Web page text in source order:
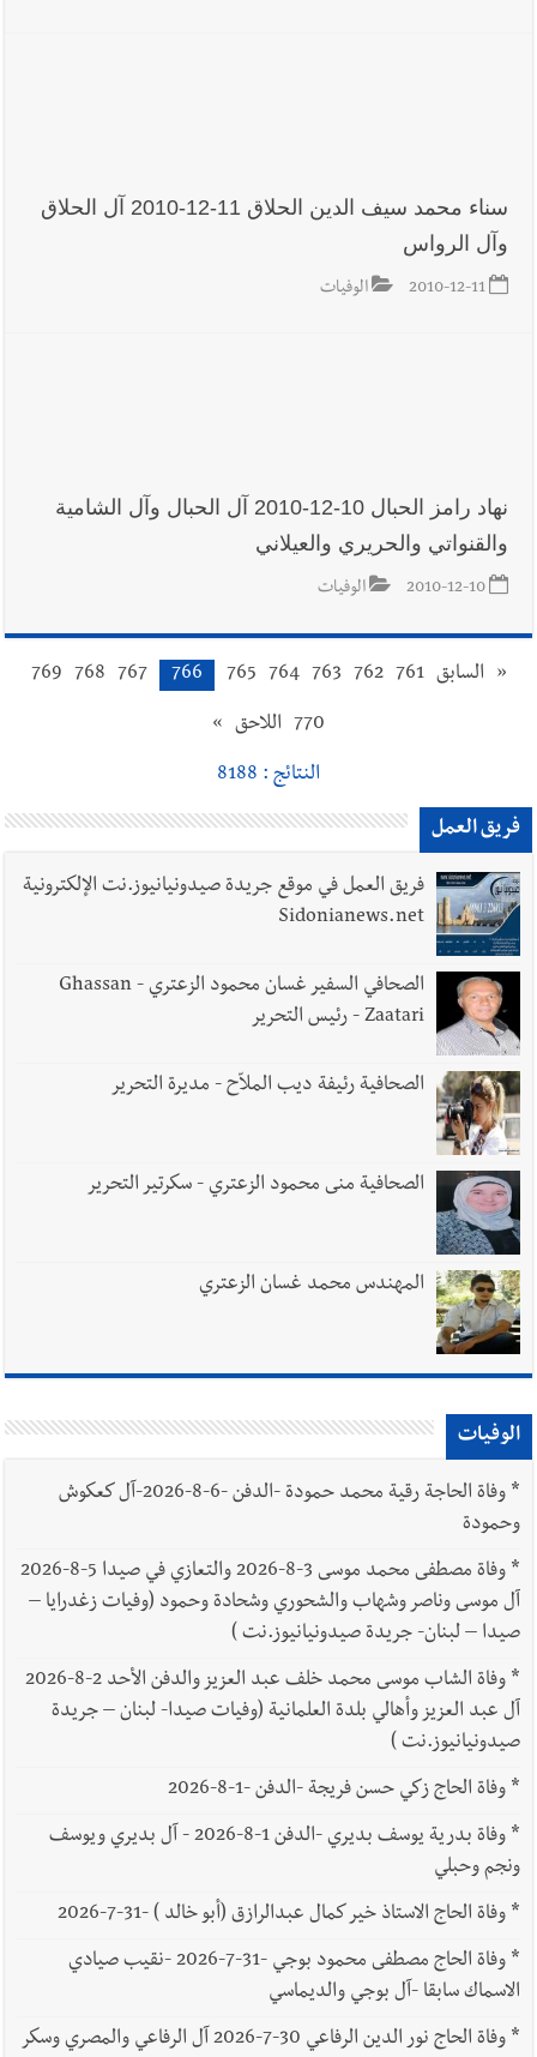
سناء محمد سيف الدين الحلاق 11-12-2010 آل الحلاق
وآل الرواس
2010-12-11 الوفيات
نهاد رامز الحبال 10-12-2010 آل الحبال وآل الشامية
والقنواتي والحريري والعيلاني
2010-12-10 الوفيات
« السابق 761
762
763
764
765
766
767
768
769
770 اللاحق »
النتائج : 8188
فريق العمل
فريق العمل في موقع جريدة صيدونيانيوز.نت الإلكترونية
Sidonianews.net
الصحافي السفير غسان محمود الزعتري - Ghassan
Zaatari - رئيس التحرير
الصحافية رئيفة ديب الملاّح - مديرة التحرير
الصحافية منى محمود الزعتري - سكرتير التحرير
المهندس محمد غسان الزعتري
الوفيات
*
وفاة الحاجة رقية محمد حمودة -الدفن -6-8-2026-آل كعكوش
وحمودة
*
وفاة مصطفى محمد موسى 3-8-2026 والتعازي في صيدا 5-8-2026
آل موسى وناصر وشهاب والشحوري وشحادة وحمود (وفيات زغدرايا –
صيدا – لبنان- جريدة صيدونيانيوز.نت )
*
وفاة الشاب موسى محمد خلف عبد العزيز والدفن الأحد 2-8-2026
آل عبد العزيز وأهالي بلدة العلمانية (وفيات صيدا- لبنان – جريدة
صيدونيانيوز.نت )
*وفاة الحاج زكي حسن فريجة -الدفن -1-8-2026
*
وفاة بدرية يوسف بديري -الدفن 1-8-2026 - آل بديري ويوسف
ونجم وحبلي
*وفاة الحاج الاستاذ خير كمال عبدالرازق (أبو خالد ) -31-7-2026
*
وفاة الحاج مصطفى محمود بوجي -31-7-2026 -نقيب صيادي
الاسماك سابقا -آل بوجي والديماسي
*
وفاة الحاج نور الدين الرفاعي 30-7-2026 آل الرفاعي والمصري وسكر